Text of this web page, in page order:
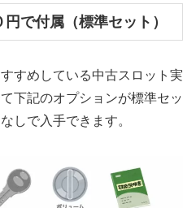
で付属（標準セット）
すめしている中古スロット実
下記のオプションが標準セッ
しで入手できます。